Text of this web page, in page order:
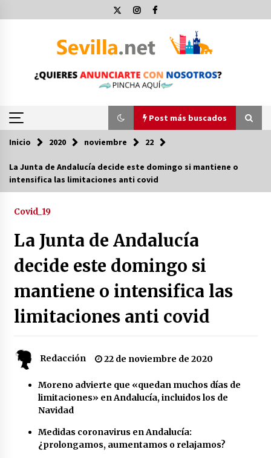
al
Post más buscados
Post más buscados
Por qué el lanzamiento de hachas es tan
10 de noviembre de 2022
Plaga de pulgas en el festival Interestelar de
24 de mayo de 2022
5.500 efectivos se encargarán de la seguridad
17 de mayo de 2022
Leyendas del Betis y del Sevilla vuelven al
Down Sevilla
13 de mayo de 2022
Inicio 2020 noviembre 22
La Junta de Andalucía decide este domingo si mantiene o
intensifica las limitaciones anti covid
Covid_19
La Junta de Andalucía
decide este domingo si
mantiene o intensifica las
limitaciones anti covid
Redacción 22 de noviembre de 2020
Moreno advierte que «quedan muchos días de
limitaciones» en Andalucía, incluidos los de
Navidad
Medidas coronavirus en Andalucía:
¿prolongamos, aumentamos o relajamos?